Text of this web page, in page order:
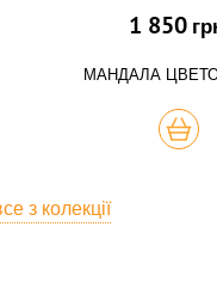
1 850
МАНДАЛА
з колекції